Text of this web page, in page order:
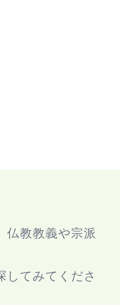
仏教教義や宗派
してみてくださ